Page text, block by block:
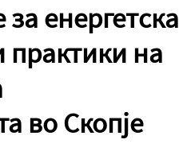
енергетска
практики на
во Скопје